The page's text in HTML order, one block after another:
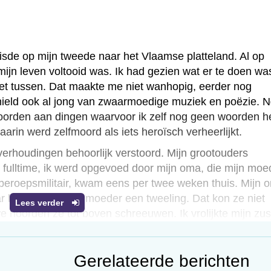
Lees verder
op mijn tweede naar het Vlaamse platteland. Al op
leven voltooid was. Ik had gezien wat er te doen
tussen. Dat maakte me niet wanhopig, eerder nog
ook al jong van zwaarmoedige muziek en poëzie.
aan dingen waarvoor ik zelf nog geen woorden
werd zelfmoord als iets heroïsch verheerlijkt.
behoorlijk verstoord. Mijn grootouders
ik werd opgevoed door mijn oma, die mijn
kwam eens per twee weken thuis. Mijn
later kreeg mijn moeder een tweeling. Dat kon ze niet
hoorden ze tot boven schreeuwen. Ik vrolijkte mijn
op mijn zeventiende klaar op de middelbare school.
Gerelateerde berichten